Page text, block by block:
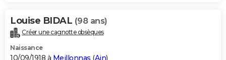
Louise BIDAL (98 ans)
Créer une cagnotte obsèques
Naissance
10/09/1918 à Meillonnas (Ain)